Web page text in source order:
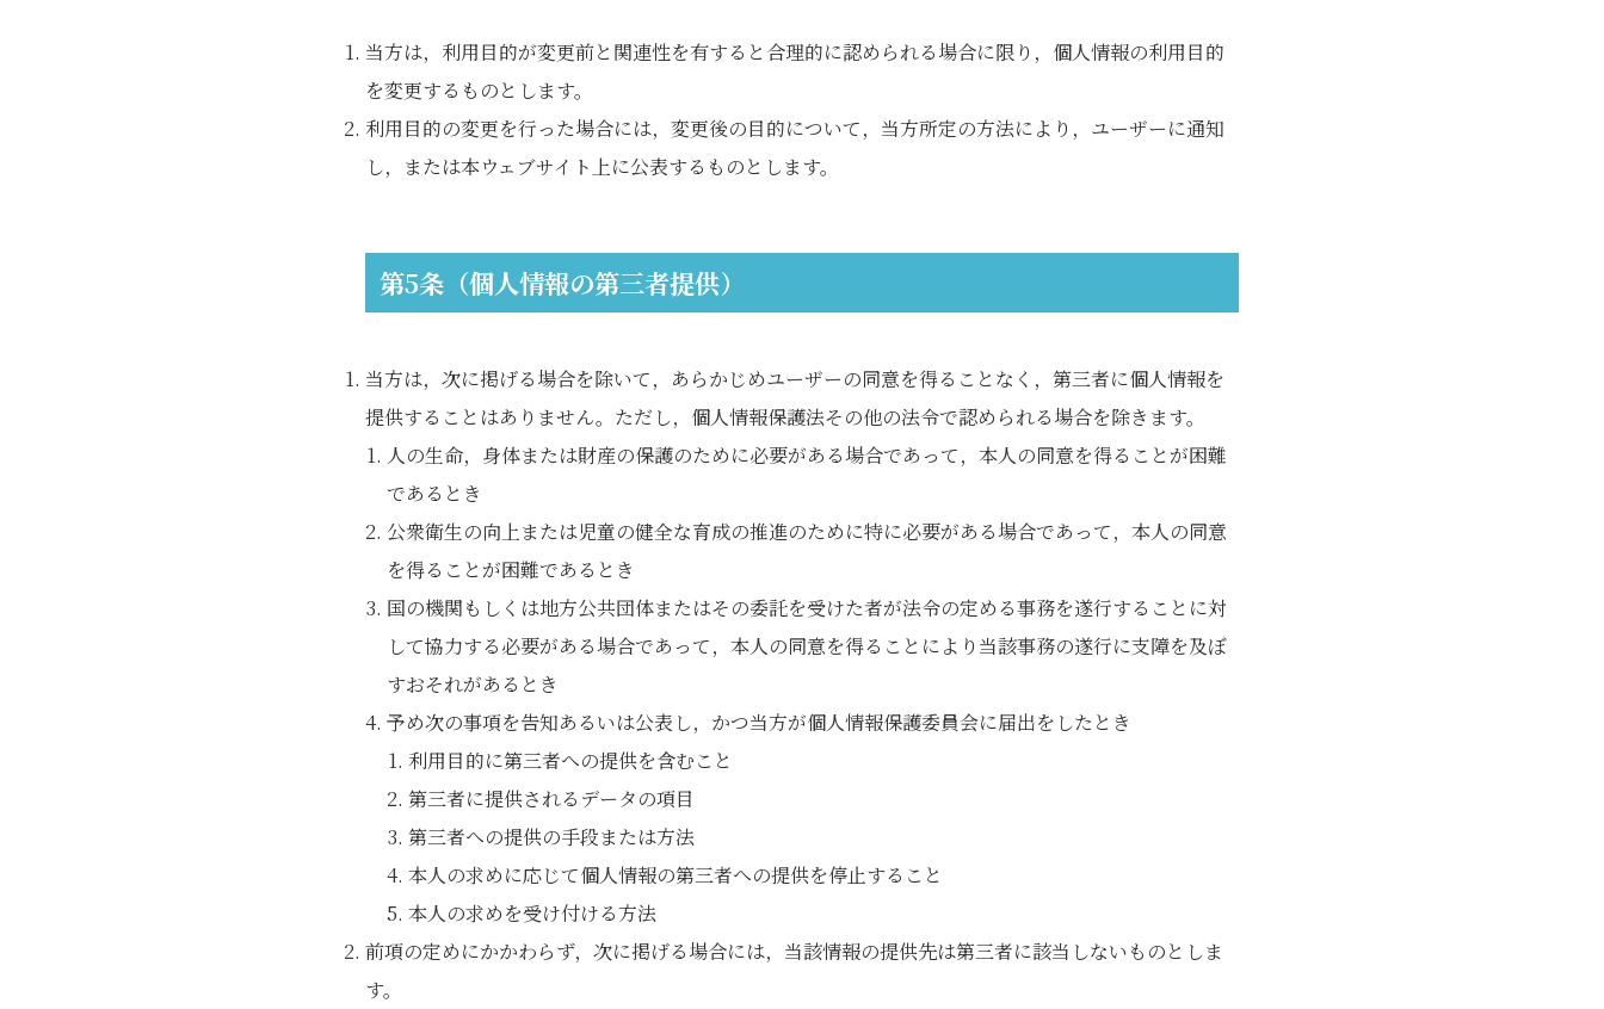
当方は，利用目的が変更前と関連性を有すると合理的に認められる場合に限り，個人情報の利用目的
を変更するものとします。
利用目的の変更を行った場合には，変更後の目的について，当方所定の方法により，ユーザーに通知
し，または本ウェブサイト上に公表するものとします。
第5条（個人情報の第三者提供）
当方は，次に掲げる場合を除いて，あらかじめユーザーの同意を得ることなく，第三者に個人情報を
提供することはありません。ただし，個人情報保護法その他の法令で認められる場合を除きます。
人の生命，身体または財産の保護のために必要がある場合であって，本人の同意を得ることが困難
であるとき
公衆衛生の向上または児童の健全な育成の推進のために特に必要がある場合であって，本人の同意
を得ることが困難であるとき
国の機関もしくは地方公共団体またはその委託を受けた者が法令の定める事務を遂行することに対
して協力する必要がある場合であって，本人の同意を得ることにより当該事務の遂行に支障を及ぼ
すおそれがあるとき
予め次の事項を告知あるいは公表し，かつ当方が個人情報保護委員会に届出をしたとき
利用目的に第三者への提供を含むこと
第三者に提供されるデータの項目
第三者への提供の手段または方法
本人の求めに応じて個人情報の第三者への提供を停止すること
本人の求めを受け付ける方法
前項の定めにかかわらず，次に掲げる場合には，当該情報の提供先は第三者に該当しないものとしま
す。